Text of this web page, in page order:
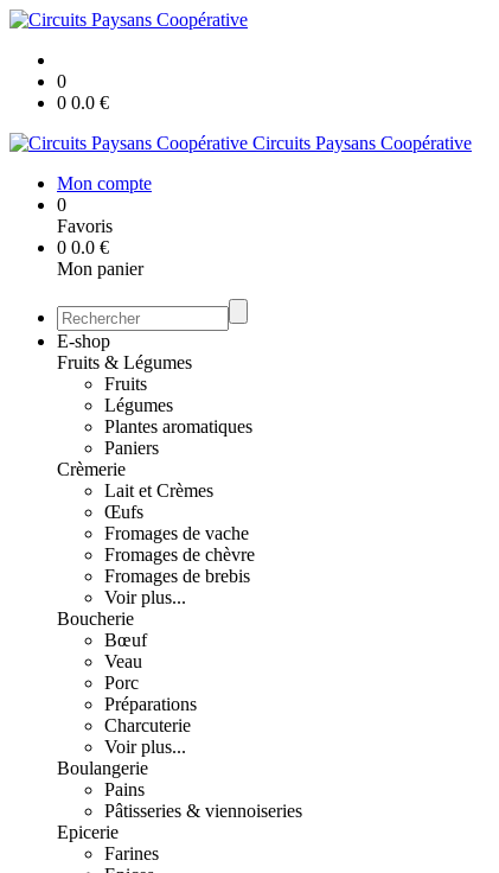
0
0 0.0 €
Circuits Paysans Coopérative
Mon compte
0
Favoris
0 0.0 €
Mon panier
E-shop
Fruits & Légumes
Fruits
Légumes
Plantes aromatiques
Paniers
Crèmerie
Lait et Crèmes
Œufs
Fromages de vache
Fromages de chèvre
Fromages de brebis
Voir plus...
Boucherie
Bœuf
Veau
Porc
Préparations
Charcuterie
Voir plus...
Boulangerie
Pains
Pâtisseries & viennoiseries
Epicerie
Farines